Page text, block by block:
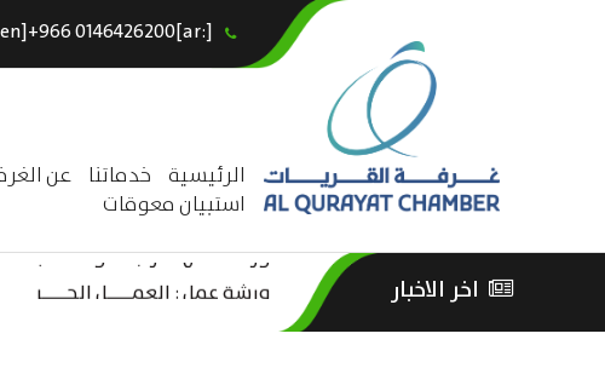
[:ar]966146426200+[:en]+966 0146426200[:]
الرئيسية خدماتنا عن
استبيان معوقات
اخر الاخبار
ورشة عمل “مراجعة واحتساب
الثقافة – السياحة”
ورشة عمل : العمـــــل الحـــــر